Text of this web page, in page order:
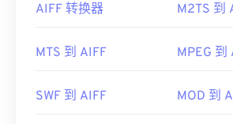
首次发行：1988年
有用的链接：
https://www.file-extension.info/
iTunes中打开，具体取决于操作系统
Winamp 和 Elmedia Player
。
AIFF 转换器 M2TS 到
MTS 到 AIFF MPEG 到
SWF 到 AIFF MOD 到